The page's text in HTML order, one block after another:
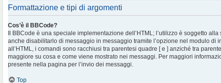
Formattazione e tipi di argomenti
Cos’è il BBCode?
Il BBCode è una speciale implementazione dell’HTML; l’utilizzo è soggetto
anche disabilitarlo di messaggio in messaggio tramite l’opzione nel modulo di
all’HTML, i comandi sono racchiusi tra parentesi quadre [ e ] anziché tra
maggiore su cosa e come viene mostrato nei messaggi. Per maggiori
presente nella pagina per l’invio dei messaggi.
Top